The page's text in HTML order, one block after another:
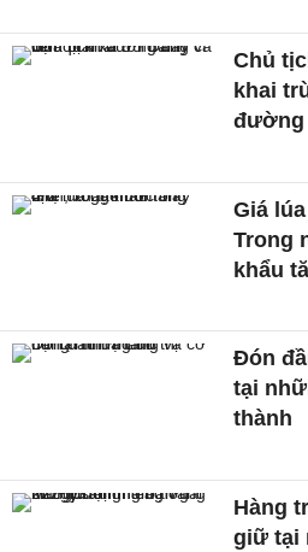
Chủ
khai
đường
Giá
Trong
khẩu
Đón
tại
thành
Hàng
giữ tại